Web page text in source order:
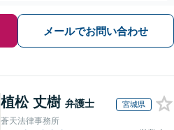
メールでお問い合わせ
植松 丈樹 弁護士 宮城県
蒼天法律事務所